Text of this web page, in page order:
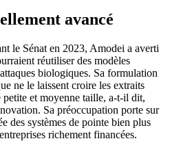
avancé
le Sénat en 2023, Amodei a averti
réutiliser des modèles
biologiques. Sa formulation
ne le laissent croire les extraits
et moyenne taille, a-t-il dit,
Sa préoccupation porte sur
des systèmes de pointe bien plus
richement financées.